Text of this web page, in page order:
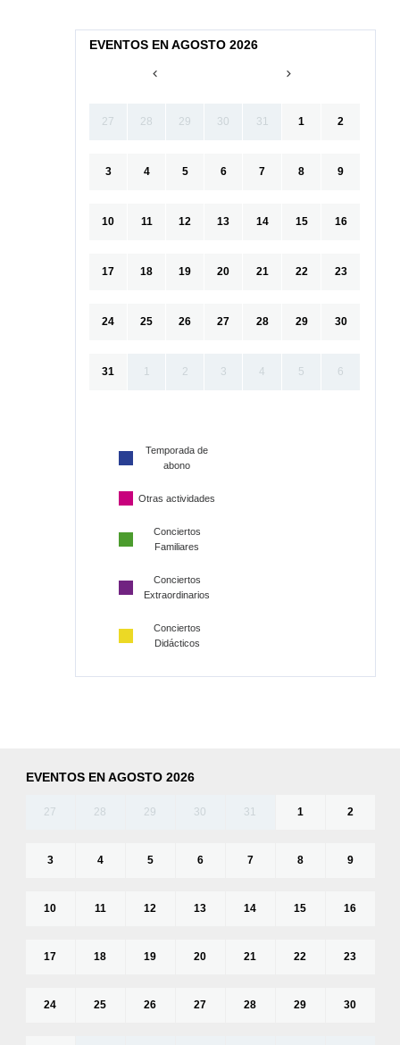
EVENTOS EN AGOSTO 2026
27 28 29 30 31 1 2
3 4 5 6 7 8 9
10 11 12 13 14 15 16
17 18 19 20 21 22 23
24 25 26 27 28 29 30
31 1 2 3 4 5 6
Temporada de
abono
Otras actividades
Conciertos
Familiares
Conciertos
Extraordinarios
Conciertos
Didácticos
EVENTOS EN AGOSTO 2026
27 28 29 30 31 1 2
3 4 5 6 7 8 9
10 11 12 13 14 15 16
17 18 19 20 21 22 23
24 25 26 27 28 29 30